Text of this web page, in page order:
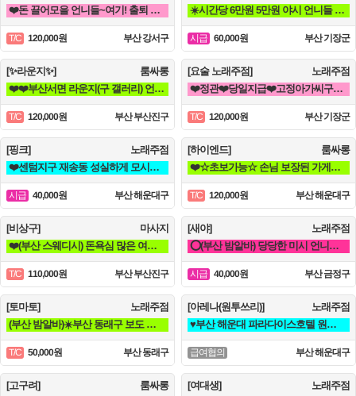
❤️돈 끌어모을 언니들~여기! 출퇴 지원!!❤️
T/C 120,000원 부산 강서구
☀️시간당 6만원 5만원 야시 언니들 모십니다☀️
시급 60,000원 부산 기장군
[✨라운지✨]
룸싸롱
❤️❤️부산서면 라운지(구 갤러리) 언니들 모십니다❤️❤️
T/C 120,000원 부산 부산진구
[요술 노래주점]
노래주점
❤️정관❤️당일지급❤️고정아가씨구해요❤️
T/C 120,000원 부산 기장군
[핑크]
노래주점
❤️센텀지구 재송동 성실하게 모시겠습니다^^ 30대~50대 시급 4만❤️
시급 40,000원 부산 해운대구
[하이엔드]
룸싸롱
❤️☆초보가능☆ 손님 보장된 가게에서 돈 버시는데만 집중하세요!!❤️
T/C 120,000원 부산 해운대구
[비상구]
마사지
❤️(부산 스웨디시) 돈욕심 많은 여우들보세요~❤️
T/C 110,000원 부산 부산진구
[새야]
노래주점
⭕(부산 밤알바) 당당한 미시 언니들 구함⭕ 노래방알바 도우미
시급 40,000원 부산 금정구
[토마토]
노래주점
(부산 밤알바)☀️부산 동래구 보도 참신한 언니들 모집 ☀️ 노래방알바
T/C 50,000원 부산 동래구
[아레나(원투쓰리)]
노래주점
♥️부산 해운대 파라다이스호텔 원투쓰리 클럽 영업진 구합니다♥️
급여협의 부산 해운대구
[고구려] 룸싸롱 [여대생] 노래주점